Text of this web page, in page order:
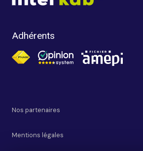
Adhérents
Nos partenaires
Mentions légales